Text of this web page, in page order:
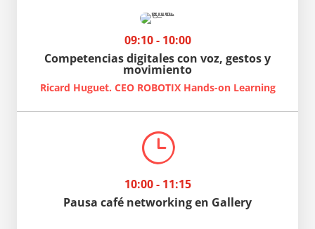
09:10 - 10:00
Competencias digitales con voz, gestos y
movimiento
Ricard Huguet. CEO ROBOTIX Hands-on Learning
}
10:00 - 11:15
Pausa café networking en Gallery